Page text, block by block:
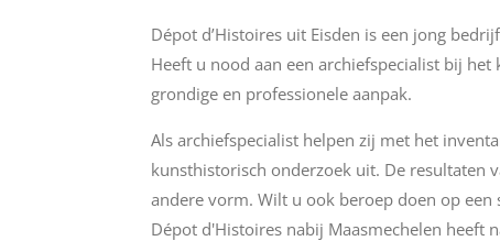
Dépot d’Histoires uit Eisden is een jong
Heeft u nood aan een archiefspecialist bij
grondige en professionele aanpak.
Als archiefspecialist helpen zij met het
kunsthistorisch onderzoek uit. De resultaten
andere vorm. Wilt u ook beroep doen op een
Dépot d'Histoires nabij Maasmechelen